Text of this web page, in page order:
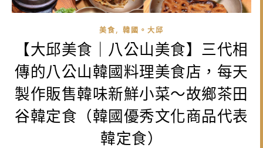
美食, 韓國。大邱
【大邱美食｜八公山美食】三代相
傳的八公山韓國料理美食店，每天
製作販售韓味新鮮小菜～故鄉茶田
谷韓定食（韓國優秀文化商品代表
韓定食）